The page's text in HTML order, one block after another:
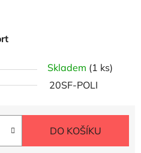
Skladem (1 ks)
20SF-POLI
DO KOŠÍKU